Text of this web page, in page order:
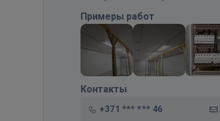
Примеры работ
Контакты
+371 *** *** 46